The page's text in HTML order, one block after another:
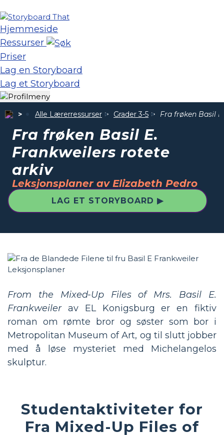
Hjemmeside
Ressurser
Priser
Lag en Storyboard
Lag et Storyboard
Alle Lærerressurser Grader 3-5 Fra frøken Basil
Fra frøken Basil E.
Frankweilers rotete
arkiv
Leksjonsplaner av Elizabeth Pedro
LAG ET STORYBOARD ▶
From the Mixed-Up Files of Mrs. Basil E.
Frankweilerav EL Konigsburg er en fiktiv
roman om rømte bror og søster som bor i
Metropolitan Museum of Art, og til slutt jobber
med å løse mysteriet med Michelangelos
skulptur.
Studentaktiviteter for
Fra Mixed-Up Files of